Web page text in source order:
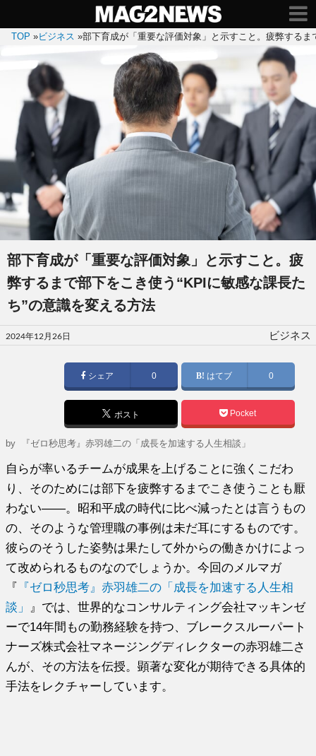
TOP »ビジネス »部下育成が「重要な評価対象」と示すこと。疲弊する
部下育成が「重要な評価対象」と示すこと。疲
弊するまで部下をこき使う“KPIに敏感な課長た
ち”の意識を変える方法
投
稿
2024年12月26日 ビジネス
シェア 0 はてブ 0
ポスト Pocket
by 『ゼロ秒思考』赤羽雄二の「成長を加速する人生相談」
自らが率いるチームが成果を上げることに強くこだわ
り、そのためには部下を疲弊するまでこき使うことも厭
わない――。昭和平成の時代に比べ減ったとは言うもの
の、そのような管理職の事例は未だ耳にするものです。
彼らのそうした姿勢は果たして外からの働きかけによっ
て改められるものなのでしょうか。今回のメルマガ
『
『ゼロ秒思考』赤羽雄二の「成長を加速する人生相
談」
』では、世界的なコンサルティング会社マッキンゼ
ーで14年間もの勤務経験を持つ、ブレークスルーパート
ナーズ株式会社マネージングディレクターの赤羽雄二さ
んが、その方法を伝授。顕著な変化が期待できる具体的
手法をレクチャーしています。